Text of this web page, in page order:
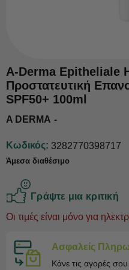
A-Derma Epitheliale
Προστατευτική
SPF50+ 100ml
A DERMA
Κωδικός: 3282770398717
Άμεσα διαθέσιμο
Γράψτε μια κριτική
Oι τιμές είναι μόνο για
Ασφαλείς
Κάνε τις αγορές